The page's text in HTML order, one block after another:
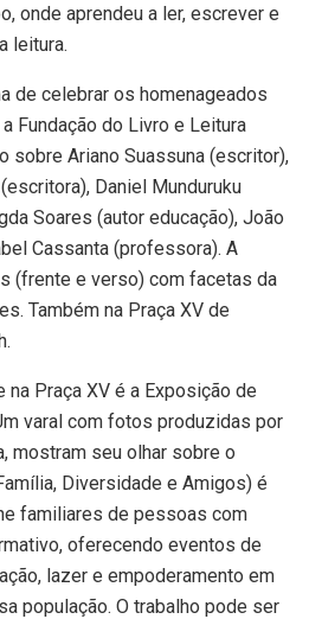
onde aprendeu a ler, escrever e
leitura.
de celebrar os homenageados
Fundação do Livro e Leitura
sobre Ariano Suassuna (escritor),
Daniel Munduruku
Soares (autor educação), João
Cassanta (professora). A
(frente e verso) com facetas da
Também na Praça XV de
na Praça XV é a Exposição de
varal com fotos produzidas por
mostram seu olhar sobre o
Diversidade e Amigos) é
familiares de pessoas com
oferecendo eventos de
lazer e empoderamento em
população. O trabalho pode ser